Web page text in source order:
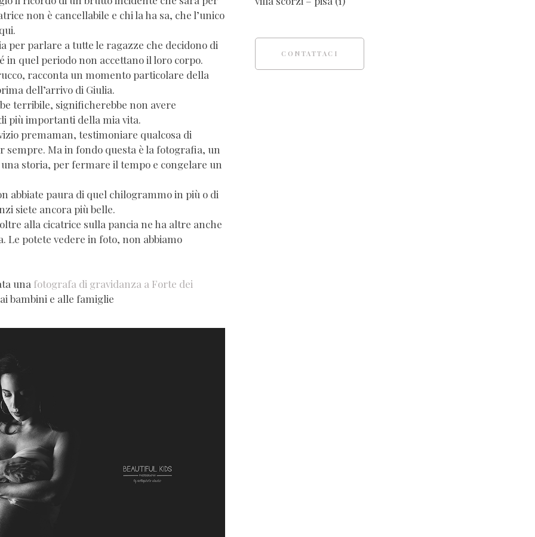
non è cancellabile e chi la ha sa, che l’unico
per parlare a tutte le ragazze che decidono di
quel periodo non accettano il loro corpo.
racconta un momento particolare della
dell’arrivo di Giulia.
terribile, significherebbe non avere
più importanti della mia vita.
premaman, testimoniare qualcosa di
Ma in fondo questa è la fotografia, un
storia, per fermare il tempo e congelare un
abbiate paura di quel chilogrammo in più o di
siete ancora più belle.
alla cicatrice sulla pancia ne ha altre anche
Le potete vedere in foto, non abbiamo
una fotografa di gravidanza a Forte dei
bambini e alle famiglie
CONTATTACI